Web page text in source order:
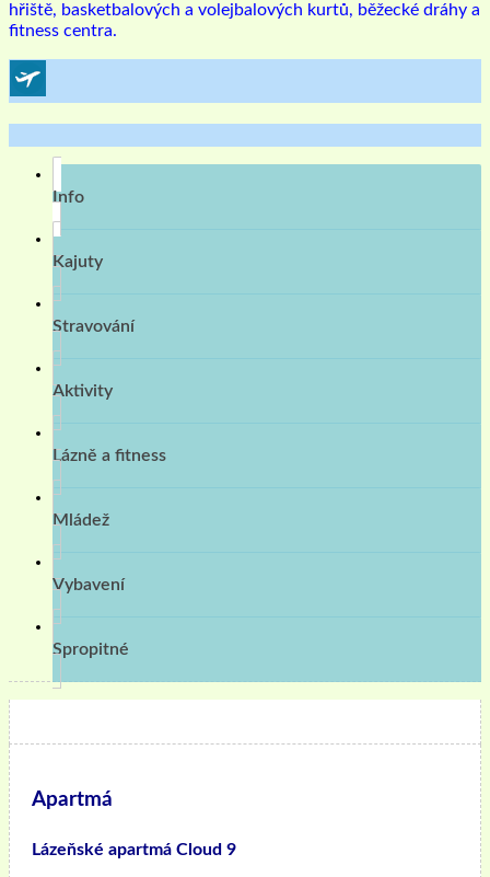
hřiště, basketbalových a volejbalových kurtů, běžecké dráhy a
fitness centra.
Info
Kajuty
Stravování
Aktivity
Lázně a fitness
Mládež
Vybavení
Spropitné
Apartmá
Lázeňské apartmá Cloud 9